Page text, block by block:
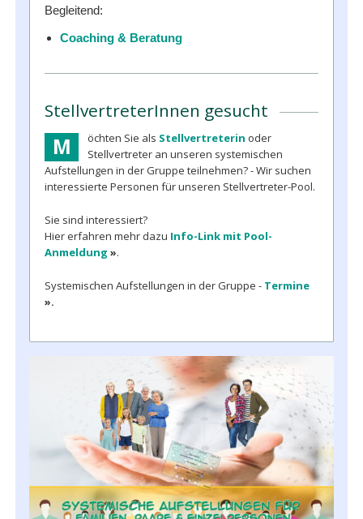
Begleitend:
Coaching & Beratung
StellvertreterInnen gesucht
M öchten Sie als Stellvertreterin oder
Stellvertreter an unseren systemischen
Aufstellungen in der Gruppe teilnehmen? - Wir suchen
interessierte Personen für unseren Stellvertreter-Pool.
Sie sind interessiert?
Hier erfahren mehr dazu Info-Link mit Pool-
Anmeldung ».
Systemischen Aufstellungen in der Gruppe - Termine
».